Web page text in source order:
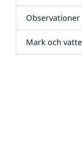
Observationer
Mark och